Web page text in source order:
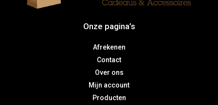
Onze pagina’s
Afrekenen
Contact
Over ons
Mijn account
Producten